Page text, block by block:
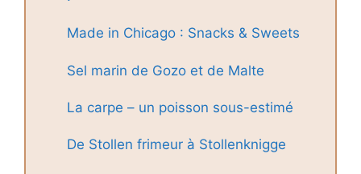
Made in Chicago : Snacks & Sweets
Sel marin de Gozo et de Malte
La carpe – un poisson sous-estimé
De Stollen frimeur à Stollenknigge